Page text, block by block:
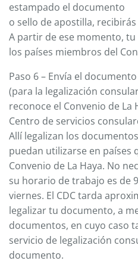
estampado el documento
o sello de apostilla,
A partir de ese momento,
los países miembros del
Paso 6 – Envía el
(para la legalización
reconoce el Convenio de
Centro de servicios
Allí legalizan los
puedan utilizarse en países
Convenio de La Haya. No
su horario de trabajo es de
viernes. El CDC tarda
legalizar tu documento, a
documentos, en cuyo caso
servicio de legalización
documento.